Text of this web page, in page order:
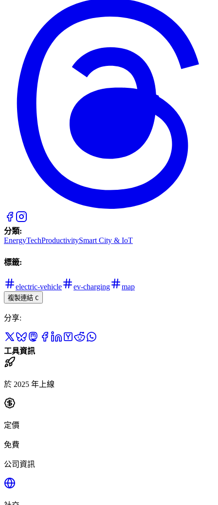
分類:
EnergyTechProductivitySmart City & IoT
標籤:
electric-vehicle ev-charging map
複製連結 C
分享:
工具資訊
於 2025 年上線
定價
免費
公司資訊